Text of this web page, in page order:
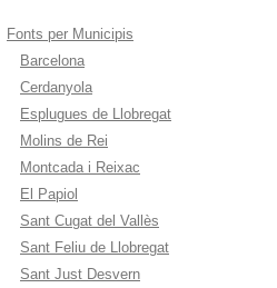
Fonts per Municipis
Barcelona
Cerdanyola
Esplugues de Llobregat
Molins de Rei
Montcada i Reixac
El Papiol
Sant Cugat del Vallès
Sant Feliu de Llobregat
Sant Just Desvern